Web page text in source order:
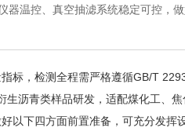
器温控、真空抽滤系统稳定可控，
标，检测全程需严格遵循GB/T
沥青类样品研发，适配煤化工、
以下四方面前置准备，可充分发挥